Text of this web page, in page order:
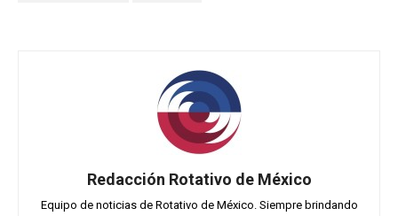
Redacción Rotativo de México
Equipo de noticias de Rotativo de México. Siempre brindando